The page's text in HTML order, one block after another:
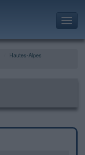
Hautes-Alpes